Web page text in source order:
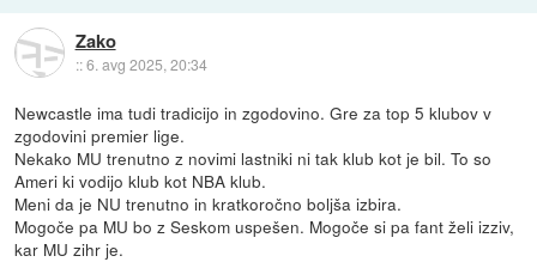
Zako
::6. avg 2025, 20:34
Newcastle ima tudi tradicijo in zgodovino. Gre za top 5 klubov v
zgodovini premier lige.
Nekako MU trenutno z novimi lastniki ni tak klub kot je bil. To so
Ameri ki vodijo klub kot NBA klub.
Meni da je NU trenutno in kratkoročno boljša izbira.
Mogoče pa MU bo z Seskom uspešen. Mogoče si pa fant želi izziv,
kar MU zihr je.